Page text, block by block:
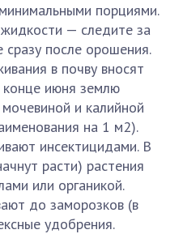
порциями.
— следите за
после орошения.
в почву вносят
конце июня землю
и калийной
на 1 м2).
инсектицидами. В
расти) растения
или органикой.
до заморозков (в
удобрения.